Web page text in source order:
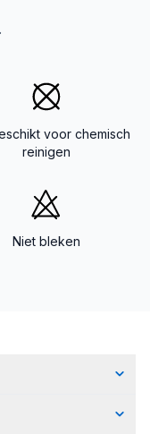
voor chemisch
reinigen
Niet bleken